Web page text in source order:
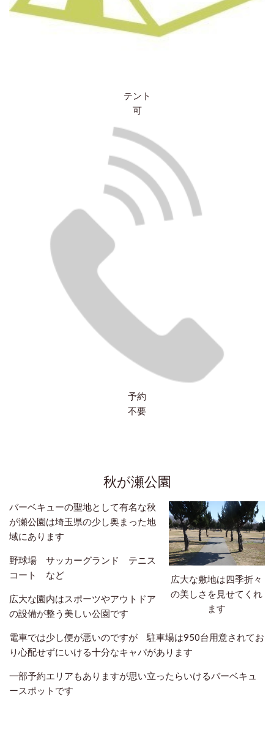
テント
可
予約
不要
秋が瀬公園
広大な敷地は四季折々
の美しさを見せてくれ
ます
バーベキューの聖地として有名な秋
が瀬公園は埼玉県の少し奥まった地
域にあります
野球場 サッカーグランド テニス
コート など
広大な園内はスポーツやアウトドア
の設備が整う美しい公園です
電車では少し便が悪いのですが 駐車場は950台用意されてお
り心配せずにいける十分なキャパがあります
一部予約エリアもありますが思い立ったらいけるバーベキュ
ースポットです